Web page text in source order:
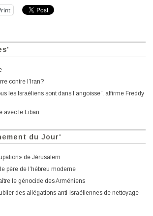
contre l’Iran?
les Israéliens sont dans l’angoisse”, affirme Freddy
avec le Liban
du Jour'
de Jérusalem
père de l’hébreu moderne
le génocide des Arméniens
des allégations anti-israéliennes de nettoyage